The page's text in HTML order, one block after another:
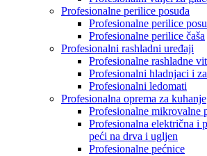
Profesionalne perilice posuđa
Profesionalne perilice
Profesionalne perilice čaša
Profesionalni rashladni uređaji
Profesionalne rashladne
Profesionalni hladnjaci i
Profesionalni ledomati
Profesionalna oprema za kuhanje
Profesionalne mikrovalne
Profesionalna električna i
peći na drva i ugljen
Profesionalne pećnice